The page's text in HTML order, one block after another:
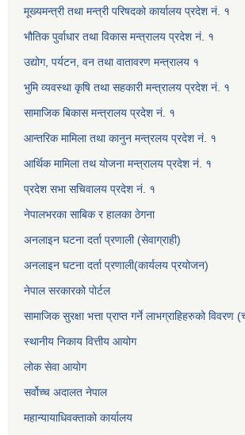
मूख्यमन्त्री तथा मन्त्री परिषदको कार्यालय प्रदेश नं. १
भौतिक पुर्वाधार तथा विकास मन्त्रालय प्रदेश नं. १
उद्योग, पर्यटन, वन तथा वातावरण मन्त्रालय १
भुमि व्यवस्था कृषि तथा सहकारी मन्त्रालय प्रदेश नं. १
सामाजिक बिकास मन्त्रालय प्रदेश नं. १
आन्तरिक मामिला तथा कानुन मन्त्रलय प्रदेश नं. १
आर्थिक मामिला तथ योजना मन्त्रालय प्रदेश नं. १
प्रदेश सभा सचिवालय प्रदेश नं. १
नेपालभरका साबिक र हालका ठेगना
अनलाइन घटना दर्ता प्रणाली (सेवाग्राही)
अनलाइन घटना दर्ता प्रणाली(कार्यलय प्रयोजन)
नेपाल सरकारको पोर्टल
सामाजिक सुरक्षा भत्ता प्राप्त गर्ने लाभग्राहिहरुको
स्थानीय निकाय वित्तीय आयोग
लोक सेवा आयोग
सर्वोच्च अदालत नेपाल
महान्यायाधिवक्ताको कार्यालय